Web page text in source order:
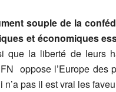
souple de la
et économiques
que la liberté de
oppose l’Europe des
pas il est vrai les